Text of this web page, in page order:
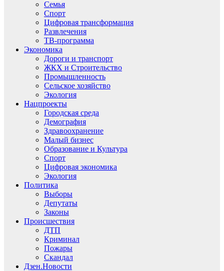
Семья
Спорт
Цифровая трансформация
Развлечения
ТВ-программа
Экономика
Дороги и транспорт
ЖКХ и Строительство
Промышленность
Сельское хозяйство
Экология
Нацпроекты
Городская среда
Демография
Здравоохранение
Малый бизнес
Образование и Культура
Спорт
Цифровая экономика
Экология
Политика
Выборы
Депутаты
Законы
Происшествия
ДТП
Криминал
Пожары
Скандал
Дзен.Новости